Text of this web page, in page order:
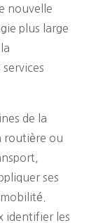
nouvelle
plus large
de la
routière ou
ses
identifier les